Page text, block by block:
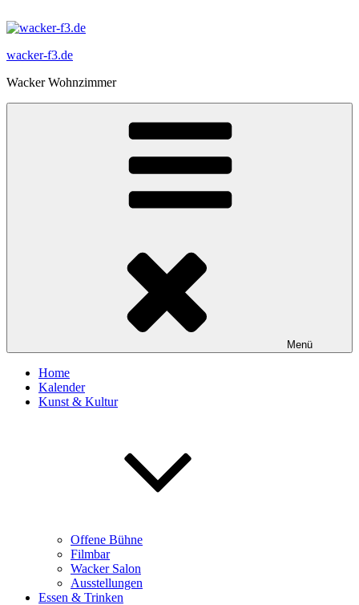
Inhalt
wacker-f3.de
Wacker Wohnzimmer
Menü
Home
Kalender
Kunst & Kultur
Offene Bühne
Filmbar
Wacker Salon
Ausstellungen
Essen & Trinken